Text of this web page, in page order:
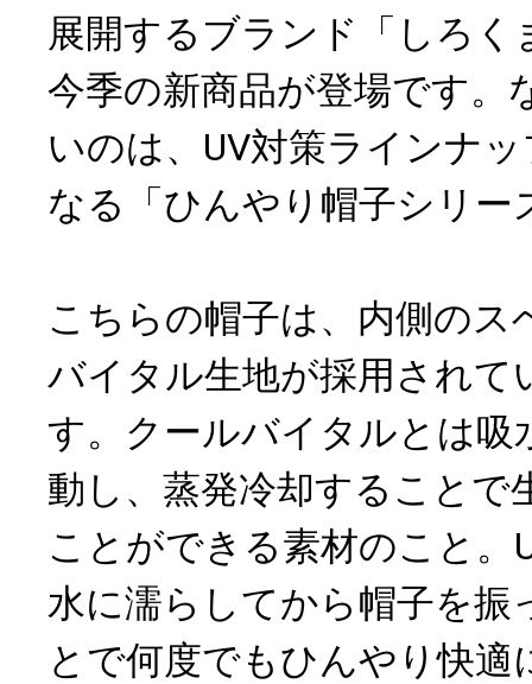
展開するブランド「しろく
今季の新商品が登場です。
いのは、UV対策ラインナ
なる「ひんやり帽子シリー
こちらの帽子は、内側のス
バイタル生地が採用されて
す。クールバイタルとは吸
動し、蒸発冷却することで
ことができる素材のこと。
水に濡らしてから帽子を振
とで何度でもひんやり快適